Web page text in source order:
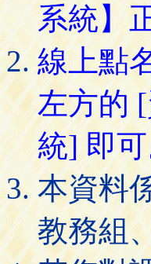
系統】
線上點
左方的
統] 即
本資料
教務組